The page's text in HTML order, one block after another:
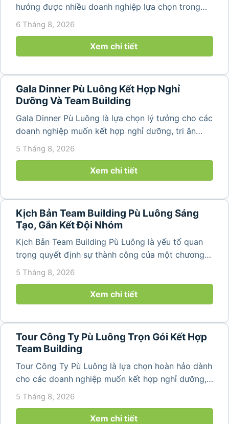
hướng được nhiều doanh nghiệp lựa chọn trong
năm 2026 khi nhu cầu kết hợp nghỉ dưỡng, hội
mang đến khoảng thời gian thư giãn...
6 Tháng 8, 2026
Xem chi tiết
Gala Dinner Pù Luông Kết Hợp Nghỉ
Dưỡng Và Team Building
Gala Dinner Pù Luông là lựa chọn lý tưởng cho các
doanh nghiệp muốn kết hợp nghỉ dưỡng, tri ân
nhân viên và xây dựng tinh thần đồng đội trong
không gian thiên nhiên yên bình. Với khung cảnh
núi rừng hùng vĩ, không khí...
5 Tháng 8, 2026
Xem chi tiết
Kịch Bản Team Building Pù Luông Sáng
Tạo, Gắn Kết Đội Nhóm
Kịch Bản Team Building Pù Luông là yếu tố quan
trọng quyết định sự thành công của một chương
trình du lịch doanh nghiệp. Một kịch bản được xây
giây vui vẻ, sôi động mà còn...
5 Tháng 8, 2026
Xem chi tiết
Tour Công Ty Pù Luông Trọn Gói Kết Hợp
Team Building
Tour Công Ty Pù Luông là lựa chọn hoàn hảo dành
cho các doanh nghiệp muốn kết hợp nghỉ dưỡng,
team building và gắn kết tập thể trong không gian
thiên nhiên trong lành. Chỉ cách Hà Nội và Thanh
Hóa vài giờ di chuyển,...
5 Tháng 8, 2026
Xem chi tiết